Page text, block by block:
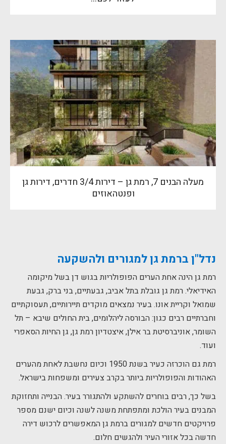
מעלה הבנים 7, רמת גן – דירות 3/4 חדרים, דירות גן
ופנטהאוזים
נדל"ן ברמת גן למגורים ולהשקעה
רמת גן הינה אחת הערים הפופולריות בגוש דן בשל מיקומה
האידיאלי. רמת גן גובלת בתל אביב, גבעתיים, בני ברק, גבעת
שמואל וקריית אונו. בעיר נמצאים מוקדים תיירותיים, תעסוקתיים
וחברתיים רבים כגון: הבורסה ליהלומים, בית החולים שיבא – תל
השומר, אוניברסיטת בר אילן, איצטדיון רמת גן, גן החיות הסאפרי
ועוד.
רמת גם הוכרזה כעיר בשנת 1950 וכיום נחשבת לאחת מהערים
האהודות והפופולריות ביותר בקרב צעירים ומשפחות בישראל.
בשל כך, רבים בוחרים להשתקע ולהתגורר בעיר. הבנייה ותחזוקת
המבנים בעיר הולכת ומתפתחת משנה לשנה וכיום ישנם מספר
פרויקטים חדשים למגורים ברמת גן המאפשרים לרכוש דירה
חדשה בכל אזורי העיר ולהגשים חלום.